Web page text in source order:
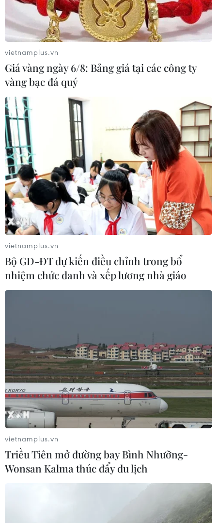
vietnamplus.vn
Giá vàng ngày 6/8: Bảng giá tại các công ty
vàng bạc đá quý
vietnamplus.vn
Bộ GD-ĐT dự kiến điều chỉnh trong bổ
nhiệm chức danh và xếp lương nhà giáo
vietnamplus.vn
Triều Tiên mở đường bay Bình Nhưỡng-
Wonsan Kalma thúc đẩy du lịch